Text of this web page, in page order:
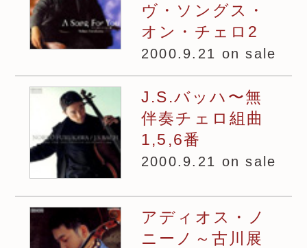
ヴ・ソングス・
オン・チェロ2
2000.9.21 on sale
J.S.バッハ〜無
伴奏チェロ組曲
1,5,6番
2000.9.21 on sale
アディオス・ノ
ニーノ～古川展